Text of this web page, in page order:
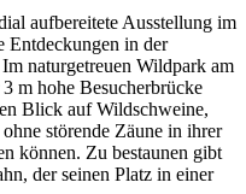
aufbereitete Ausstellung im
Entdeckungen in der
naturgetreuen Wildpark am
m hohe Besucherbrücke
Blick auf Wildschweine,
störende Zäune in ihrer
können. Zu bestaunen gibt
der seinen Platz in einer